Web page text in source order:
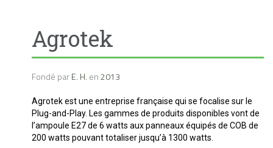
Agrotek
Fondé parE. H. en2013
Agrotek est une entreprise française qui se focalise sur le
Plug-and-Play. Les gammes de produits disponibles vont de
l’ampoule E27 de 6 watts aux panneaux équipés de COB de
200 watts pouvant totaliser jusqu’à 1300 watts.